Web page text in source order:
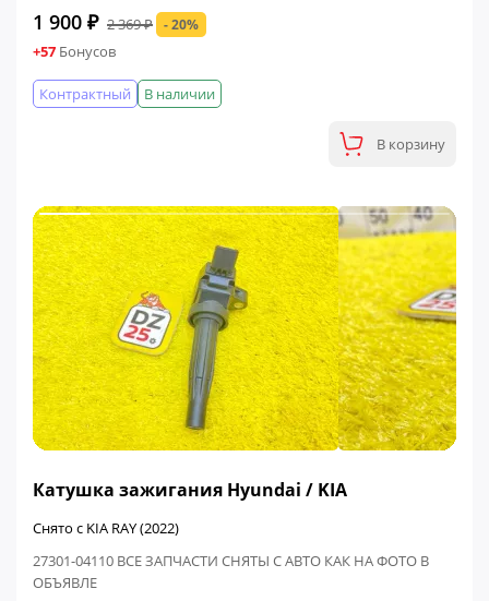
1 900 ₽ 2 369 ₽ - 20%
+57 Бонусов
В наличии
Контрактный
В корзину
Катушка зажигания Hyundai / KIA
Снято с KIA RAY (2022)
27301-04110 ВСЕ ЗАПЧАСТИ СНЯТЫ С АВТО КАК НА ФОТО В
ОБЪЯВЛЕ